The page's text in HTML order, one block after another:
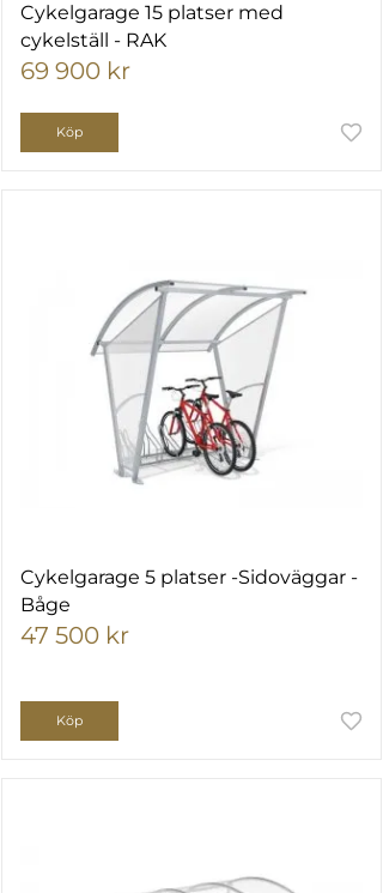
Cykelgarage 15 platser med
cykelställ - RAK
69 900 kr
Köp
Cykelgarage 5 platser -Sidoväggar -
Båge
47 500 kr
Köp